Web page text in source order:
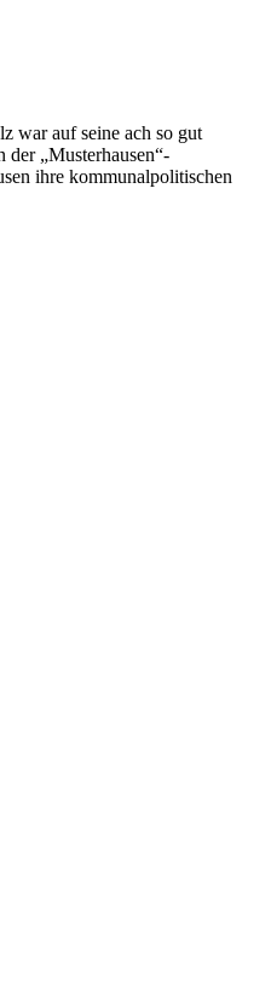
war auf seine ach so gut
„Musterhausen“-
ihre kommunalpolitischen